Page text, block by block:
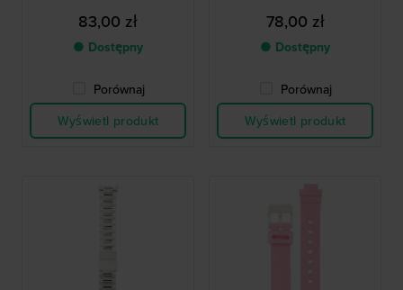
83,00 zł
● Dostępny
Porównaj
Wyświetl produkt
78,00 zł
● Dostępny
Porównaj
Wyświetl produkt